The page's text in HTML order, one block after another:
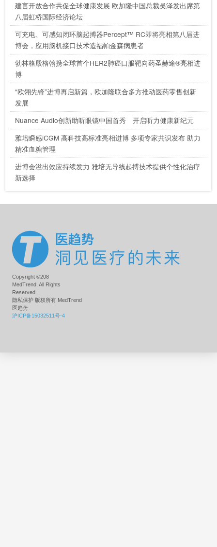
建言开放合作共促全球健康发展 欧加隆中国总裁吴泽发出席第
八届虹桥国际经济论坛
可充电、可感知闭环脑起搏器Percept™ RC即将亮相第八届进
博会，应用脑机接口技术造福帕金森病患者
勃林格殷格翰携全球首个HER2肺癌口服靶向药圣赫途®亮相进
博
“欧翎先锋”进博再启新篇，欧加隆联合多方推动医药零售创新
发展
Nuance Audio创新助听眼镜中国首秀 开启听力健康新纪元
雅培瞬感iCGM 高科技高标准亮相进博 多项专家共识发布 助力
精准血糖管理
进博会溢出效应持续发力 雅培无导线起搏技术提供个性化治疗
新选择
Copyright ©208
MedTrend, All Rights
Reserved.
隐私保护 版权所有 MedTrend
医趋势
沪ICP备15032511号-4